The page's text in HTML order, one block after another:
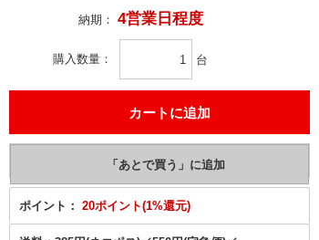
納期： 4営業日程度
購入数量 台
ポイント： 20ポイント(1%還元)